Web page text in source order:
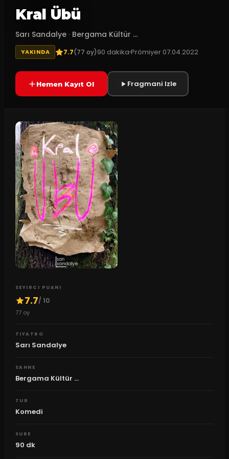
Kral Übü
Sarı Sandalye · Bergama Kültür ...
YAKINDA 7.7(77 oy)90 dakikaPrömiyer 07.04.2022
Hemen Kayıt Ol Fragmani Izle
SEYIRCI PUANI
7.7/ 10
77oy
TIYATRO
Sarı Sandalye
SAHNE
Bergama Kültür ...
TUR
Komedi
SURE
90 dk